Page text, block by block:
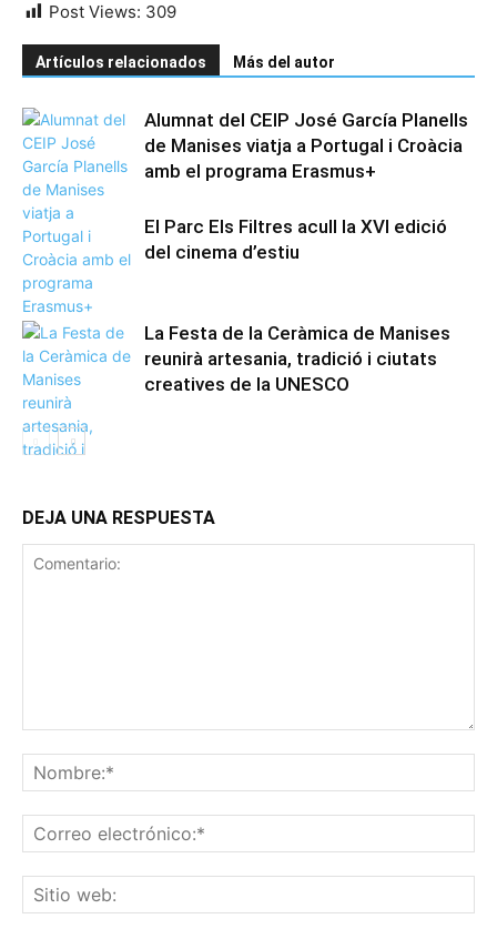
Post Views: 309
Artículos relacionados Más del autor
Alumnat del CEIP José García Planells
de Manises viatja a Portugal i Croàcia
amb el programa Erasmus+
El Parc Els Filtres acull la XVI edició
del cinema d’estiu
La Festa de la Ceràmica de Manises
reunirà artesania, tradició i ciutats
creatives de la UNESCO
DEJA UNA RESPUESTA